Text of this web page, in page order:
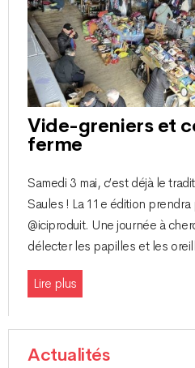
Vide-greniers et
ferme
Samedi 3 mai, c’est déjà le
Saules ! La 11e édition
@iciproduit. Une journée à
délecter les papilles et les
Lire plus
Actualités